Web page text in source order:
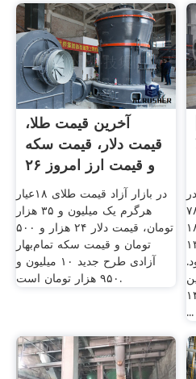
آخرین قیمت طلا،
قیمت دلار، قیمت سکه
و قیمت ارز امروز ۲۶
...در بازار آزاد قیمت طلای ۱۸عیار
هرگرم یک میلیون و ۳۵ هزار
تومان، قیمت دلار ۲۴ هزار و ۵۰۰
تومان و قیمت سکه تمام‌بهار
آزادی طرح جدید ۱۰ میلیون و
۹۵۰ هزار تومان است.
هزار ۷۸۵
گرم طلای ۱۸
و ۱۳۱
حدود ۱۴۰
...